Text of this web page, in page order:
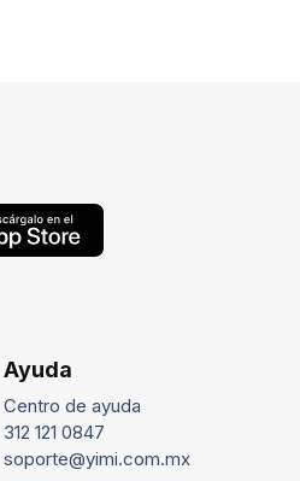
Ayuda
Centro de ayuda
312 121 0847
soporte@yimi.com.mx